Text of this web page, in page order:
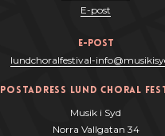
E-post
e-post
lundchoralfestival-
Postadress Lund Choral
Musik i Syd
Norra Vallgatan 34